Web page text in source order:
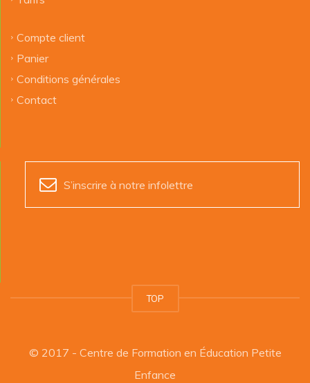
Compte client
Panier
Conditions générales
Contact
S’inscrire à notre infolettre
TOP
© 2017 - Centre de Formation en Éducation Petite
Enfance